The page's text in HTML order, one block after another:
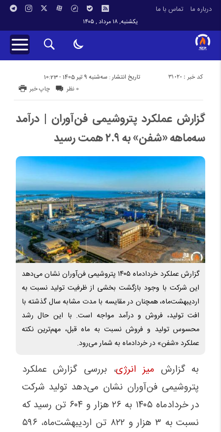
درباره ما تماس با ما
یکشنبه, ۱۸ مرداد , ۱۴۰۵
تاریخ انتشار : سه‌شنبه 9 تیر 1405 - 10:23 کد خبر : 31020
چاپ خبر 0 نظر
گزارش عملکرد پتروشیمی فن‌آوران | درآمد
سه‌ماهه «شفن» به ۲.۹ همت رسید
گزارش عملکرد خردادماه ۱۴۰۵ پتروشیمی فن‌آوران نشان می‌دهد
این شرکت با وجود بازگشت بخشی از ظرفیت تولید نسبت به
اردیبهشت‌ماه، همچنان در مقایسه با مدت مشابه سال گذشته با
افت تولید، فروش و درآمد مواجه است. با این حال رشد
محسوس تولید و فروش نسبت به ماه قبل، مهم‌ترین نکته
عملکرد «شفن» در خردادماه به شمار می‌رود.
به گزارش میز انرژی، بررسی گزارش عملکرد
پتروشیمی فن‌آوران نشان می‌دهد تولید شرکت
در خردادماه ۱۴۰۵ به ۲۶ هزار و ۶۰۴ تن رسید که
نسبت به ۳ هزار و ۸۲۲ تن اردیبهشت‌ماه، ۵۹۶